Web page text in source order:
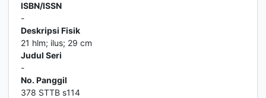
ISBN/ISSN
-
Deskripsi Fisik
21 hlm; ilus; 29 cm
Judul Seri
-
No. Panggil
378 STTB s114